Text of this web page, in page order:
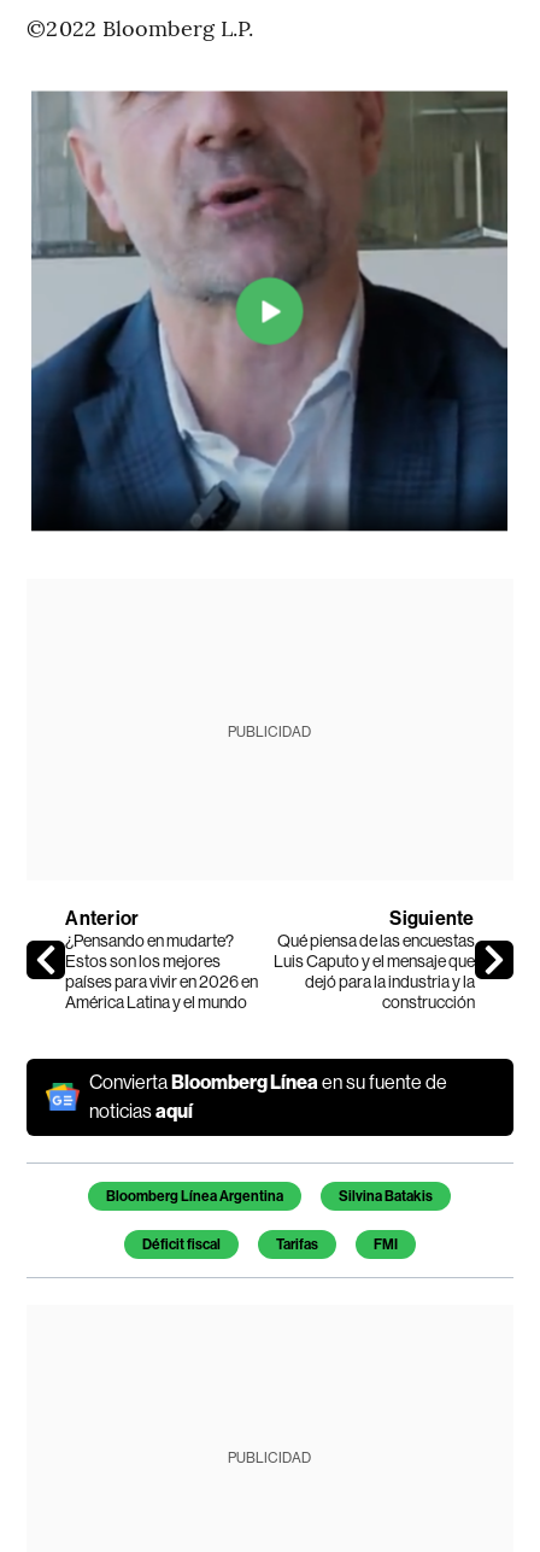
©2022 Bloomberg L.P.
PUBLICIDAD
Anterior
¿Pensando en mudarte?
Estos son los mejores
países para vivir en 2026 en
América Latina y el mundo
Siguiente
Qué piensa de las encuestas
Luis Caputo y el mensaje que
dejó para la industria y la
construcción
ConviertaBloomberg Línea en su fuente de
noticiasaquí
Temas de este artículo
Bloomberg Línea Argentina Silvina Batakis
Déficit fiscal Tarifas FMI
PUBLICIDAD